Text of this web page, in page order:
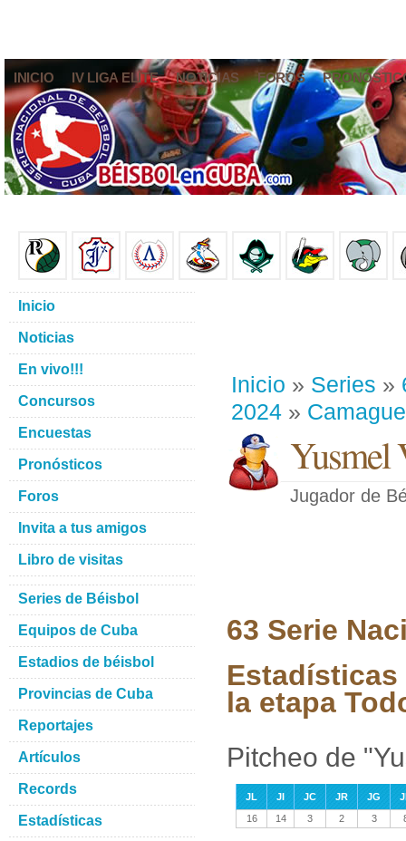
INICIO IV LIGA ELITE NOTICIAS FOROS
Inicio » Series »
2024 »
Yusmel
Jugador de
63 Serie
Estadísticas
la etapa
Pitcheo de
JL JI JC JR JG
16
14 3 2 3
Inicio
Noticias
En vivo!!!
Concursos
Encuestas
Pronósticos
Foros
Invita a tus amigos
Libro de visitas
Series de Béisbol
Equipos de Cuba
Estadios de béisbol
Provincias de Cuba
Reportajes
Artículos
Records
Estadísticas